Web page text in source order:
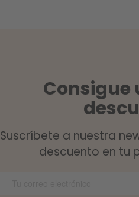
Consigue
Suscríbete a nuestra
descuento en tu